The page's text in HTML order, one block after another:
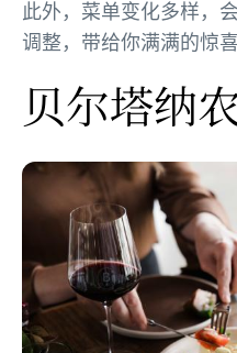
此外，菜单变化多样，
调整，带给你满满的惊喜
贝尔塔纳